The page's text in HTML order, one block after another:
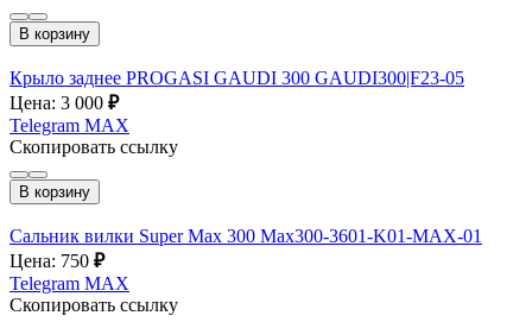
В корзину
Крыло заднее PROGASI GAUDI 300 GAUDI300|F23-05
Цена: 3 000 ₽
Telegram MAX
Скопировать ссылку
В корзину
Сальник вилки Super Max 300 Max300-3601-K01-MAX-01
Цена: 750 ₽
Telegram MAX
Скопировать ссылку